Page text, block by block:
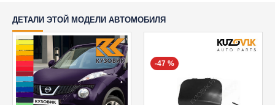
ДЕТАЛИ ЭТОЙ МОДЕЛИ АВТОМОБИЛЯ
-47 %